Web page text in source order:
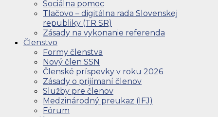
Sociálna pomoc
Tlačovo – digitálna rada Slovenskej
republiky (TR SR)
Zásady na vykonanie referenda
Členstvo
Formy členstva
Nový člen SSN
Členské príspevky v roku 2026
Zásady o prijímaní členov
Služby pre členov
Medzinárodný preukaz (IFJ)
Fórum